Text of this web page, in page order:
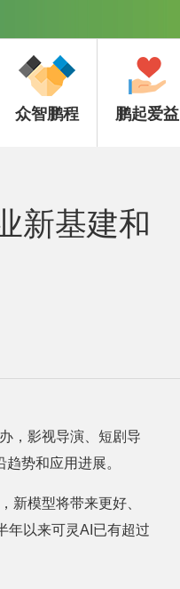
众智鹏程 鹏起爱益
新基建和
，影视导演、短剧导
势和应用进展。
新模型将带来更好、
年以来可灵AI已有超过